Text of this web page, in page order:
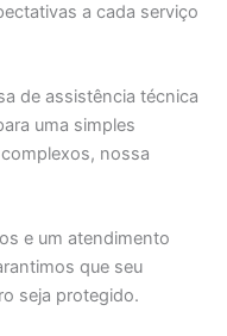
a cada serviço
de assistência técnica
uma simples
nossa
e um atendimento
que seu
seja protegido.